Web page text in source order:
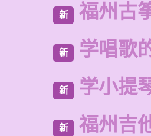
新 福州古
新 学唱歌
新 学小提
新 福州吉